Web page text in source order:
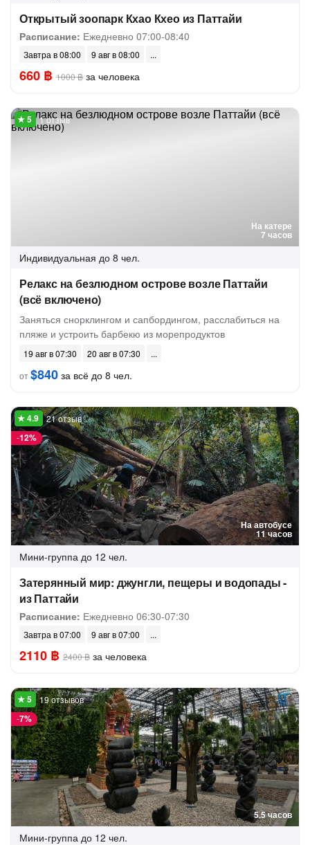
Открытый зоопарк Кхао Кхео из Паттайи
Расписание: Ежедневно 07:00-08:40
Завтра в 08:00 9 авг в 08:00
660 ฿ 1000 ฿ за человека
На катере
7 часов
1 отзыв
Индивидуальная до 8 чел.
Релакс на безлюдном острове возле Паттайи
(всё включено)
Заняться снорклингом и сапбордингом, расслабиться на
пляже и устроить барбекю из морепродуктов
19 авг в 07:30
20 авг в 07:30
от$840 за всё до 8 чел.
На автобусе
11 часов
-12%
21 отзыв
Мини-группа до 12 чел.
Затерянный мир: джунгли, пещеры и водопады -
из Паттайи
Расписание: Ежедневно 06:30-07:30
Завтра в 07:00 9 авг в 07:00
2110 ฿ 2400 ฿ за человека
5.5 часов
-7%
19 отзывов
Мини-группа до 12 чел.